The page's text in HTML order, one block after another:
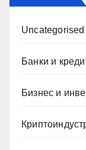
Uncategorised
Банки и
Бизнес и